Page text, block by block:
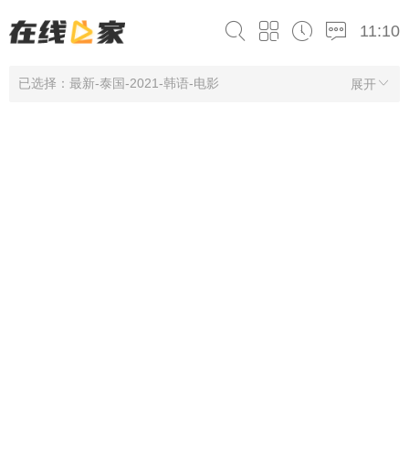
11:10
展开
已选择：最新-泰国-2021-韩语-电影